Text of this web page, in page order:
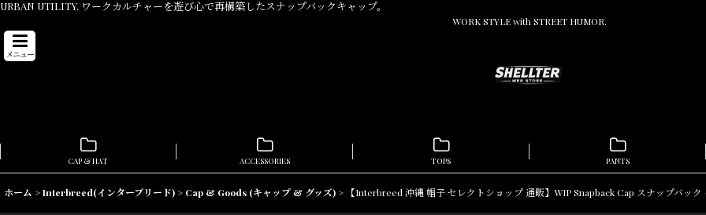
URBAN UTILITY. ワークカルチャーを遊び心で再構築したスナップバックキャップ。
WORK STYLE with STREET HUMOR.
メニュー
CAP & HAT ACCESSORIES TOPS PANTS
ホーム >Interbreed(インターブリード) > Cap & Goods (キャップ & グッズ) > 【Interbreed 沖縄 帽子 セレクトショップ 通販】WIP Snapback Cap スナップバック